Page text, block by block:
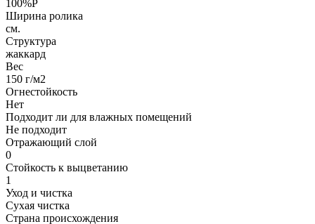
100%P
Ширина ролика
см.
Структура
жаккард
Вес
150 г/м2
Огнестойкость
Нет
Подходит ли для влажных помещений
Не подходит
Отражающий слой
0
Стойкость к выцветанию
1
Уход и чистка
Сухая чистка
Страна происхождения